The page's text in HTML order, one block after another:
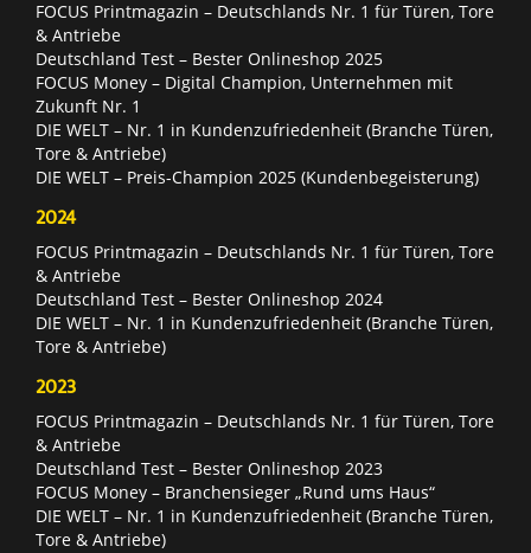
FOCUS Printmagazin – Deutschlands Nr. 1 für Türen, Tore
& Antriebe
Deutschland Test – Bester Onlineshop 2025
FOCUS Money – Digital Champion, Unternehmen mit
Zukunft Nr. 1
DIE WELT – Nr. 1 in Kundenzufriedenheit (Branche Türen,
Tore & Antriebe)
DIE WELT – Preis-Champion 2025 (Kundenbegeisterung)
2024
FOCUS Printmagazin – Deutschlands Nr. 1 für Türen, Tore
& Antriebe
Deutschland Test – Bester Onlineshop 2024
DIE WELT – Nr. 1 in Kundenzufriedenheit (Branche Türen,
Tore & Antriebe)
2023
FOCUS Printmagazin – Deutschlands Nr. 1 für Türen, Tore
& Antriebe
Deutschland Test – Bester Onlineshop 2023
FOCUS Money – Branchensieger „Rund ums Haus“
DIE WELT – Nr. 1 in Kundenzufriedenheit (Branche Türen,
Tore & Antriebe)